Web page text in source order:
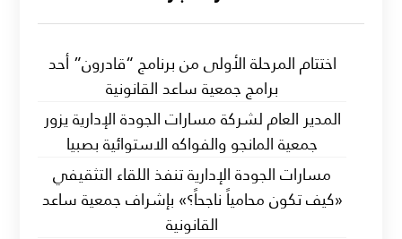
اختتام المرحلة الأولى من برنامج “قادرون” أحد
برامج جمعية ساعد القانونية
المدير العام لشركة مسارات الجودة الإدارية يزور
جمعية المانجو والفواكه الاستوائية بصبيا
مسارات الجودة الإدارية تنفذ اللقاء التثقيفي
«كيف تكون محامياً ناجحاً؟» بإشراف جمعية ساعد
القانونية